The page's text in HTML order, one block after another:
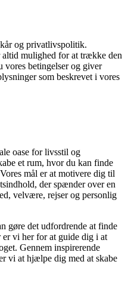
og privatlivspolitik.
mulighed for at trække den
vores betingelser og giver
som beskrevet i vores
oase for livsstil og
et rum, hvor du kan finde
mål er at motivere dig til
der spænder over en
velvære, rejser og personlig
gøre det udfordrende at finde
vi her for at guide dig i at
Gennem inspirerende
vi at hjælpe dig med at skabe